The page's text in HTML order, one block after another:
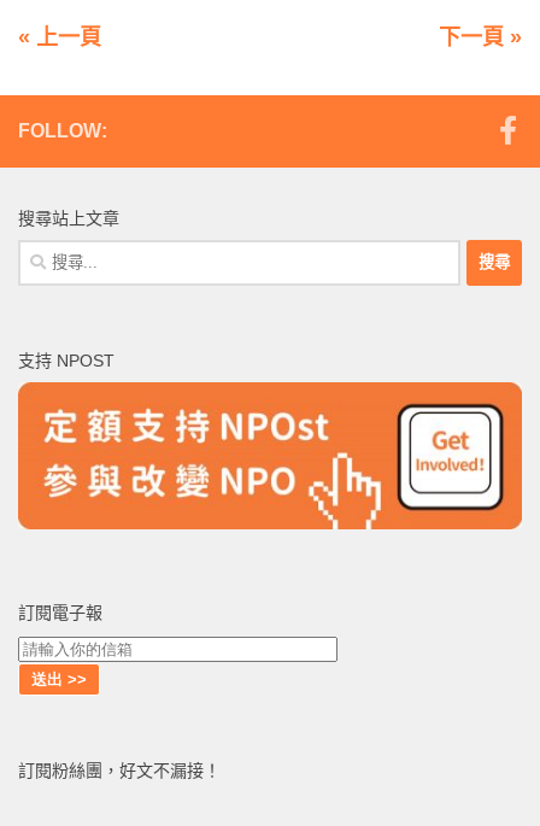
« 上一頁 下一頁 »
FOLLOW:
搜尋站上文章
搜
尋
字:
支持 NPOST
訂閱電子報
訂閱粉絲團，好文不漏接！